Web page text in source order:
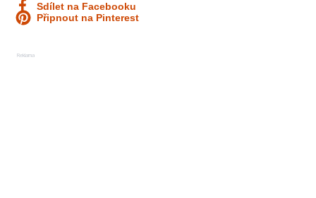
Sdílet na Facebooku
Připnout na Pinterest
Reklama